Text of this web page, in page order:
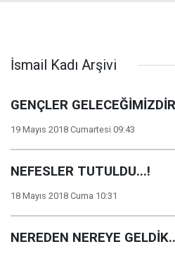
İsmail Kadı Arşivi
GENÇLER
19 Mayıs 2018 Cumartesi 09:43
NEFESLER TUTULDU...!
18 Mayıs 2018 Cuma 10:31
NEREDEN NEREYE